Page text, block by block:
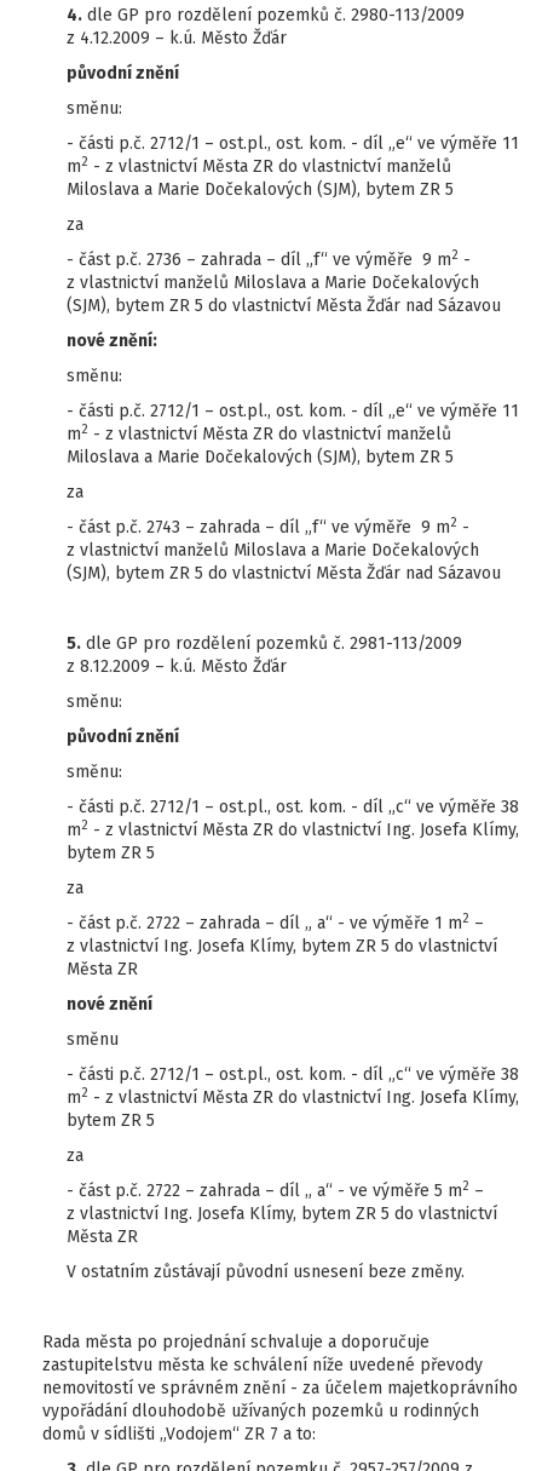
4. dle GP pro rozdělení pozemků č. 2980-113/2009
z 4.12.2009 – k.ú. Město Žďár
původní znění
směnu:
- části p.č. 2712/1 – ost.pl., ost. kom. - díl „e“ ve výměře 11
m2 - z vlastnictví Města ZR do vlastnictví manželů
Miloslava a Marie Dočekalových (SJM), bytem ZR 5
za
- část p.č. 2736 – zahrada – díl „f“ ve výměře 9 m2 -
z vlastnictví manželů Miloslava a Marie Dočekalových
(SJM), bytem ZR 5 do vlastnictví Města Žďár nad Sázavou
nové znění:
směnu:
- části p.č. 2712/1 – ost.pl., ost. kom. - díl „e“ ve výměře 11
m2 - z vlastnictví Města ZR do vlastnictví manželů
Miloslava a Marie Dočekalových (SJM), bytem ZR 5
za
- část p.č. 2743 – zahrada – díl „f“ ve výměře 9 m2 -
z vlastnictví manželů Miloslava a Marie Dočekalových
(SJM), bytem ZR 5 do vlastnictví Města Žďár nad Sázavou
5. dle GP pro rozdělení pozemků č. 2981-113/2009
z 8.12.2009 – k.ú. Město Žďár
směnu:
původní znění
směnu:
- části p.č. 2712/1 – ost.pl., ost. kom. - díl „c“ ve výměře 38
m2 - z vlastnictví Města ZR do vlastnictví Ing. Josefa Klímy,
bytem ZR 5
za
- část p.č. 2722 – zahrada – díl „ a“ - ve výměře 1 m2 –
z vlastnictví Ing. Josefa Klímy, bytem ZR 5 do vlastnictví
Města ZR
nové znění
směnu
- části p.č. 2712/1 – ost.pl., ost. kom. - díl „c“ ve výměře 38
m2 - z vlastnictví Města ZR do vlastnictví Ing. Josefa Klímy,
bytem ZR 5
za
- část p.č. 2722 – zahrada – díl „ a“ - ve výměře 5 m2 –
z vlastnictví Ing. Josefa Klímy, bytem ZR 5 do vlastnictví
Města ZR
V ostatním zůstávají původní usnesení beze změny.
Rada města po projednání schvaluje a doporučuje
zastupitelstvu města ke schválení níže uvedené převody
nemovitostí ve správném znění - za účelem majetkoprávního
vypořádání dlouhodobě užívaných pozemků u rodinných
domů v sídlišti „Vodojem“ ZR 7 a to: